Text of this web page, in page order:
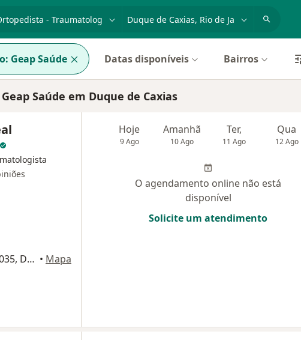
Geap Saúde Datas disponíveis Bairros
Saúde em Duque de Caxias
Avenida Brigadeiro Lima e Silva 2035, Duque de Caxias • Mapa
Hoje
9 Ago
Amanhã
10 Ago
Ter,
11 Ago
Qua
12 Ago
O agendamento online não está
disponível
Solicite um atendimento